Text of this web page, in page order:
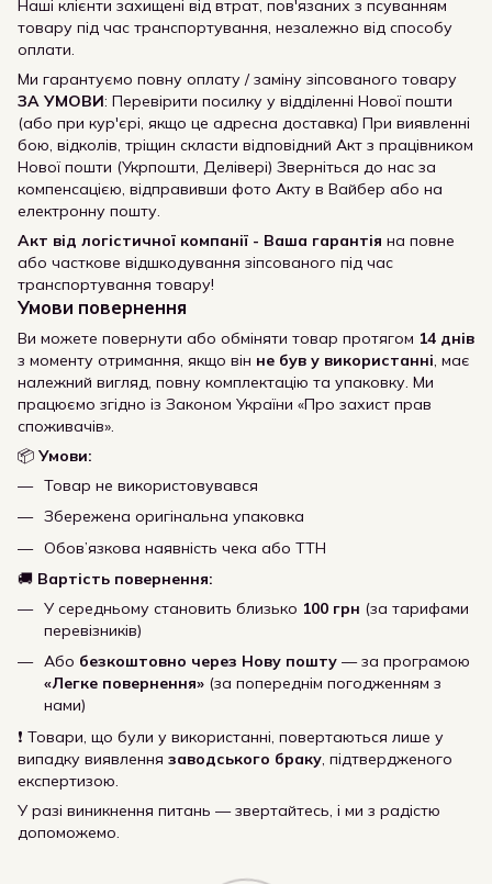
Наші клієнти захищені від втрат, пов'язаних з псуванням
товару під час транспортування, незалежно від способу
оплати.
Ми гарантуємо повну оплату / заміну зіпсованого товару
ЗА УМОВИ: Перевірити посилку у відділенні Нової пошти
(або при кур'єрі, якщо це адресна доставка) При виявленні
бою, відколів, тріщин скласти відповідний Акт з працівником
Нової пошти (Укрпошти, Делівері) Зверніться до нас за
компенсацією, відправивши фото Акту в Вайбер або на
електронну пошту.
Акт від логістичної компанії - Ваша гарантія на повне
або часткове відшкодування зіпсованого під час
транспортування товару!
Умови повернення
Ви можете повернути або обміняти товар протягом 14 днів
з моменту отримання, якщо він не був у використанні, має
належний вигляд, повну комплектацію та упаковку. Ми
працюємо згідно із Законом України «Про захист прав
споживачів».
📦 Умови:
Товар не використовувався
Збережена оригінальна упаковка
Обов’язкова наявність чека або ТТН
🚚 Вартість повернення:
У середньому становить близько 100 грн (за тарифами
перевізників)
Або безкоштовно через Нову пошту — за програмою
«Легке повернення» (за попереднім погодженням з
нами)
❗ Товари, що були у використанні, повертаються лише у
випадку виявлення заводського браку, підтвердженого
експертизою.
У разі виникнення питань — звертайтесь, і ми з радістю
допоможемо.